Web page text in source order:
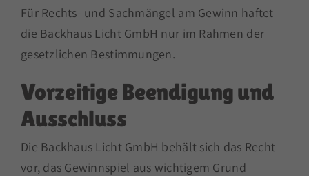
Für Rechts- und Sachmängel am Gewinn haftet
die Backhaus Licht GmbH nur im Rahmen der
gesetzlichen Bestimmungen.
Vorzeitige Beendigung und
Ausschluss
Die Backhaus Licht GmbH behält sich das Recht
vor, das Gewinnspiel aus wichtigem Grund